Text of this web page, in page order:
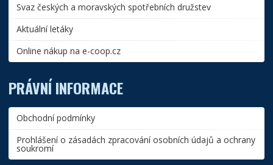
Svaz českých a moravských spotřebních družstev
Aktuální letáky
Online nákup na e-coop.cz
PRÁVNÍ INFORMACE
Obchodní podmínky
Prohlášení o zásadách zpracování osobních údajů a ochrany
soukromí